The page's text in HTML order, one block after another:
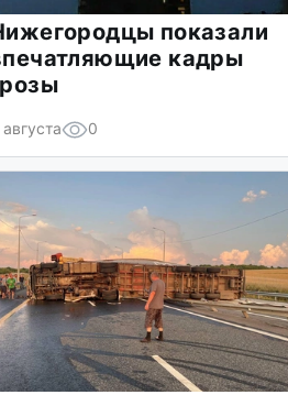
показали
кадры
0